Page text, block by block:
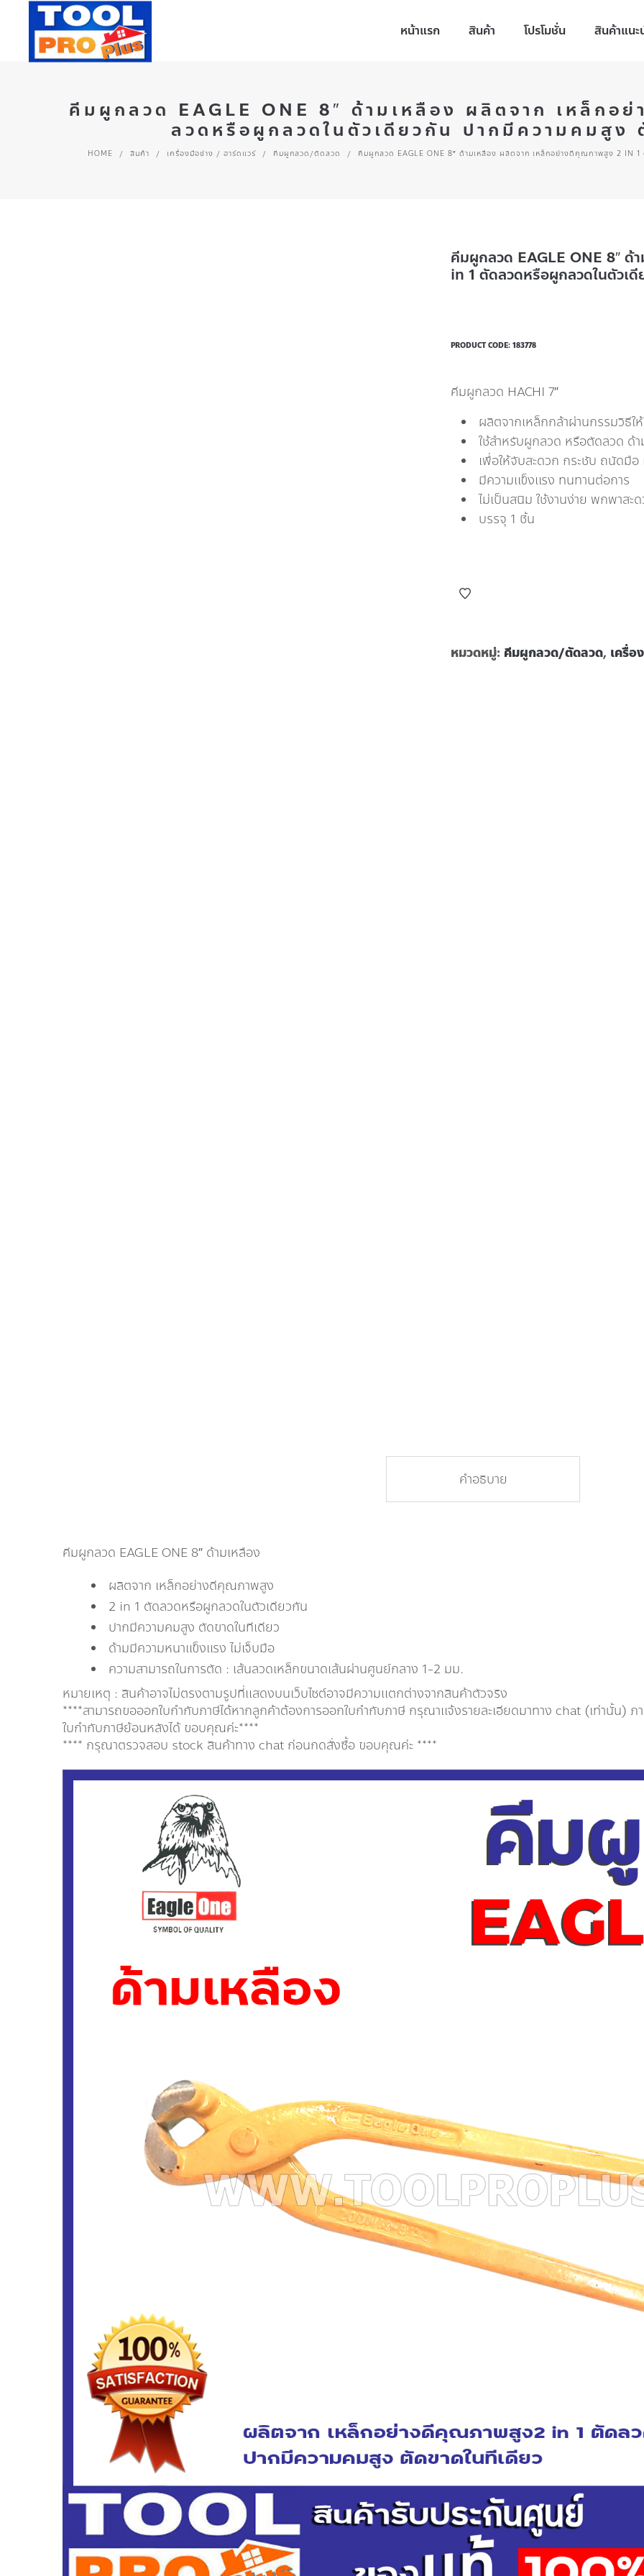
หน้าแรก สินค้า โปรโมชั่น สินค้าแนะ
คีมผูกลวด EAGLE ONE 8″ ด้ามเหลือง ผลิตจาก เหล็ก
ลวดหรือผูกลวดในตัวเดียวกัน ปากมีความคมสูง
HOME / สินค้า / เครื่องมือช่าง / ฮาร์ดแวร์ / คีมผูกลวด/ตัดลวด / คีมผูกลวด EAGLE ONE 8″ ด้ามเหลือง ผลิตจาก เหล็กอย่างดีคุณภาพสูง 2 IN
คีมผูกลวด EAGLE ONE 8″
in 1 ตัดลวดหรือผูกลวดในตัวเ
PRODUCT CODE: 183778
คีมผูกลวด HACHI 7″
ผลิตจากเหล็กกล้าผ่านกรรมวิธีใ
ใช้สำหรับผูกลวด หรือตัดลวด ด้
เพื่อให้จับสะดวก กระชับ ถนัดมื
มีความแข็งแรง ทนทานต่อการ
ไม่เป็นสนิม ใช้งานง่าย พกพาสะ
บรรจุ 1 ชิ้น
หมวดหมู่: คีมผูกลวด/ตัดลวด, เครื่อ
คำอธิบาย
คีมผูกลวด EAGLE ONE 8″ ด้ามเหลือง
ผลิตจาก เหล็กอย่างดีคุณภาพสูง
2 in 1 ตัดลวดหรือผูกลวดในตัวเดียวกัน
ปากมีความคมสูง ตัดขาดในทีเดียว
ด้ามมีความหนาแข็งแรง ไม่เจ็บมือ
ความสามารถในการตัด : เส้นลวดเหล็กขนาดเส้นผ่านศูนย์กลาง 1-2 มม.
หมายเหตุ : สินค้าอาจไม่ตรงตามรูปที่แสดงบนเว็บไซต์อาจมีความแตกต่างจากสินค้าตัวจริง
****สามารถขอออกใบกำกับภาษีได้หากลูกค้าต้องการออกใบกำกับภาษี กรุณาเเจ้งรายละเอียดมาทาง chat (เท่านั้น)
ใบกำกับภาษีย้อนหลังได้ ขอบคุณค่ะ****
**** กรุณาตรวจสอบ stock สินค้าทาง chat ก่อนกดสั่งซื้อ ขอบคุณค่ะ ****